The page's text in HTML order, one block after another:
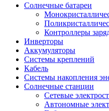
Солнечные батареи
Контроллеры
Инверторы
Аккумуляторы
Системы креплений
Кабель
Системы накопления
Солнечные станции
Сетевые
Автономные